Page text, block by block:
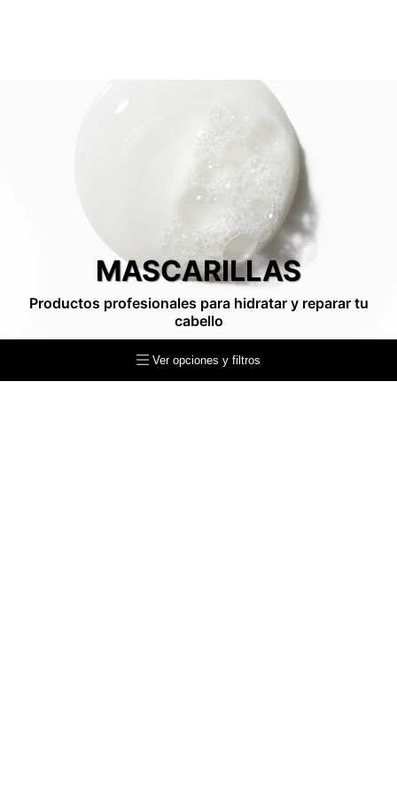
MASCARILLAS
Productos profesionales para hidratar y reparar tu
cabello
Ver opciones y filtros